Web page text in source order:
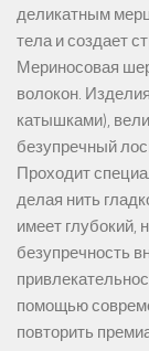
деликатным
тела и создает
Мериносовая
волокон.
катышками),
безупречный
Проходит
делая нить
имеет глубокий,
безупречность
помощью
повторить